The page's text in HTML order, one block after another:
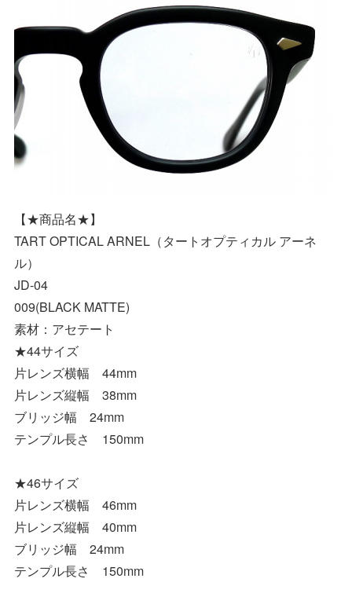
【★商品名★】
TART OPTICAL ARNEL（タートオプティカル アーネ
ル）
JD-04
009(BLACK MATTE)
素材：アセテート
★44サイズ
片レンズ横幅 44mm
片レンズ縦幅 38mm
ブリッジ幅 24mm
テンプル長さ 150mm
★46サイズ
片レンズ横幅 46mm
片レンズ縦幅 40mm
ブリッジ幅 24mm
テンプル長さ 150mm